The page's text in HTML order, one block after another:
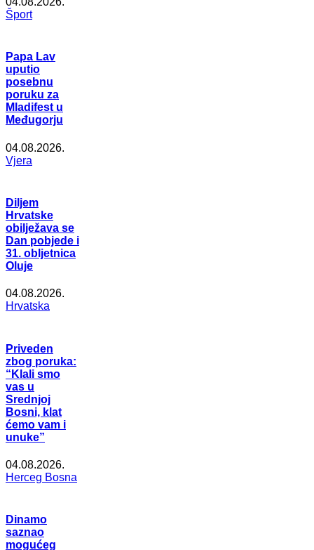
Šport
Papa Lav
uputio
posebnu
poruku za
Mladifest u
Međugorju
04.08.2026.
Vjera
Diljem
Hrvatske
obilježava se
Dan pobjede i
31. obljetnica
Oluje
04.08.2026.
Hrvatska
Priveden
zbog poruka:
“Klali smo
vas u
Srednjoj
Bosni, klat
ćemo vam i
unuke”
04.08.2026.
Herceg Bosna
Dinamo
saznao
mogućeg